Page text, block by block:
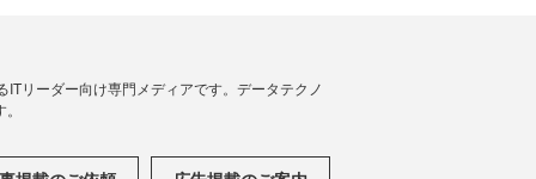
リーダー向け専門メディアです。データテクノ